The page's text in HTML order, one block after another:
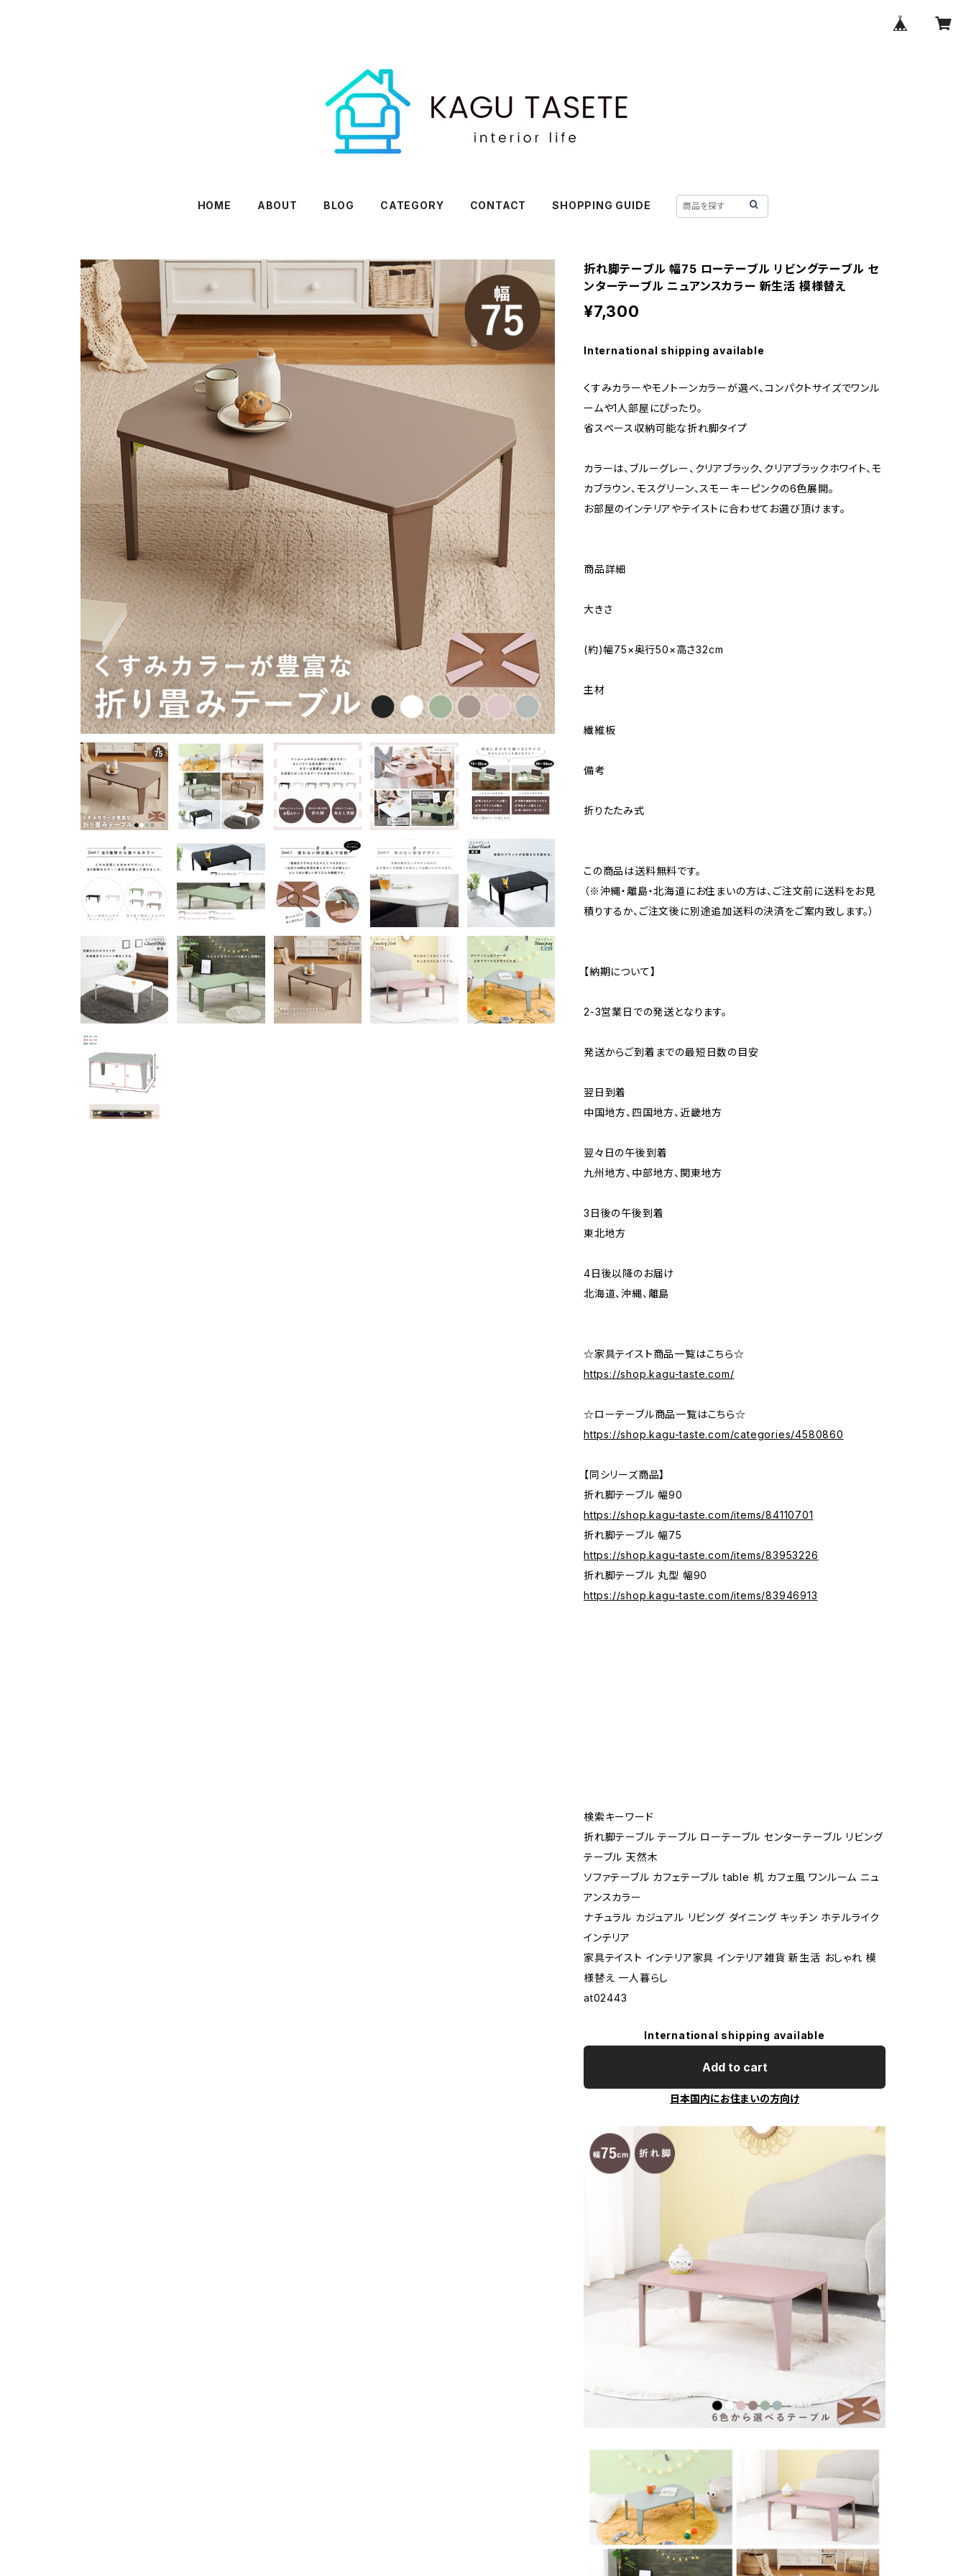
HOME ABOUT BLOG CATEGORY CONTACT SHOPPING GUIDE
折れ脚テーブル 幅75 ローテーブル リビングテーブル セ
ンターテーブル ニュアンスカラー 新生活 模様替え
¥7,300
International shipping available
くすみカラーやモノトーンカラーが選べ、コンパクトサイズでワンル
ームや1人部屋にぴったり。
省スペース収納可能な折れ脚タイプ
カラーは、ブルーグレー、クリアブラック、クリアブラックホワイト、モ
カブラウン、モスグリーン、スモーキーピンクの6色展開。
お部屋のインテリアやテイストに合わせてお選び頂けます。
商品詳細
大きさ
(約)幅75×奥行50×高さ32cm
主材
繊維板
備考
折りたたみ式
この商品は送料無料です。
（※沖縄・離島・北海道にお住まいの方は、ご注文前に送料をお見
積りするか、ご注文後に別途追加送料の決済をご案内致します。）
【納期について】
2-3営業日での発送となります。
発送からご到着までの最短日数の目安
翌日到着
中国地方、四国地方、近畿地方
翌々日の午後到着
九州地方、中部地方、関東地方
3日後の午後到着
東北地方
4日後以降のお届け
北海道、沖縄、離島
☆家具テイスト商品一覧はこちら☆
https://shop.kagu-taste.com/
☆ローテーブル商品一覧はこちら☆
https://shop.kagu-taste.com/categories/4580860
【同シリーズ商品】
折れ脚テーブル 幅90
https://shop.kagu-taste.com/items/84110701
折れ脚テーブル 幅75
https://shop.kagu-taste.com/items/83953226
折れ脚テーブル 丸型 幅90
https://shop.kagu-taste.com/items/83946913
検索キーワード
折れ脚テーブル テーブル ローテーブル センターテーブル リビング
テーブル 天然木
ソファテーブル カフェテーブル table 机 カフェ風 ワンルーム ニュ
アンスカラー
ナチュラル カジュアル リビング ダイニング キッチン ホテルライク
インテリア
家具テイスト インテリア家具 インテリア雑貨 新生活 おしゃれ 模
様替え 一人暮らし
at02443
International shipping available
Add to cart
日本国内にお住まいの方向け